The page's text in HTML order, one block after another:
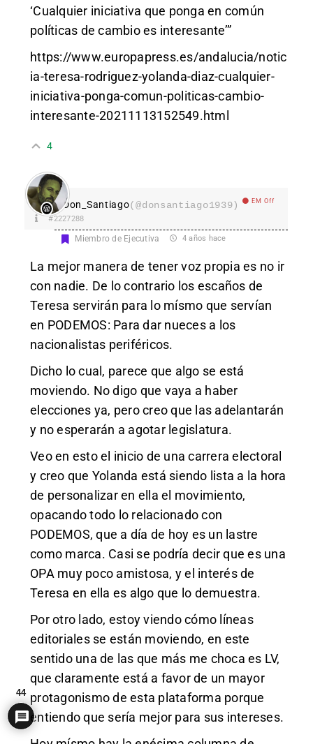
‘Cualquier iniciativa que ponga en común
políticas de cambio es interesante’”
https://www.europapress.es/andalucia/notic
ia-teresa-rodriguez-yolanda-diaz-cualquier-
iniciativa-ponga-comun-politicas-cambio-
interesante-20211113152549.html
4
Don_Santiago(@donsantiago1939) EM Off
#2227288
Miembro de Ejecutiva 4 años hace
La mejor manera de tener voz propia es no ir
con nadie. De lo contrario los escaños de
Teresa servirán para lo mísmo que servían
en PODEMOS: Para dar nueces a los
nacionalistas periféricos.
Dicho lo cual, parece que algo se está
moviendo. No digo que vaya a haber
elecciones ya, pero creo que las adelantarán
y no esperarán a agotar legislatura.
Veo en esto el inicio de una carrera electoral
y creo que Yolanda está siendo lista a la hora
de personalizar en ella el movimiento,
opacando todo lo relacionado con
PODEMOS, que a día de hoy es un lastre
como marca. Casi se podría decir que es una
OPA muy poco amistosa, y el interés de
Teresa en ella es algo que lo demuestra.
Por otro lado, estoy viendo cómo líneas
editoriales se están moviendo, en este
sentido una de las que más me choca es LV,
que claramente está a favor de un mayor
protagonismo de esta plataforma porque
entiendo que sería mejor para sus intereses.
44